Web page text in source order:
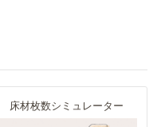
床材枚数シミュレーター